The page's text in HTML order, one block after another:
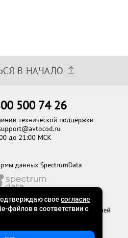
В НАЧАЛО
сервис проверки автомобилей
данных SpectrumData
500 74 26
технической поддержки
до 21:00 МСК